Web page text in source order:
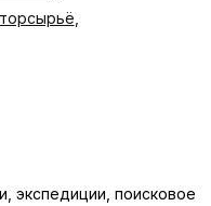
экспедиции, поисковое